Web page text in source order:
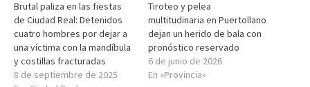
Brutal paliza en las fiestas
de Ciudad Real: Detenidos
cuatro hombres por dejar a
una víctima con la mandíbula
y costillas fracturadas
8 de septiembre de 2025
Tiroteo y pelea
multitudinaria en Puertollano
dejan un herido de bala con
pronóstico reservado
6 de junio de 2026
En «Provincia»